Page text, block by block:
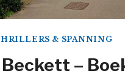
& SPANNING
–